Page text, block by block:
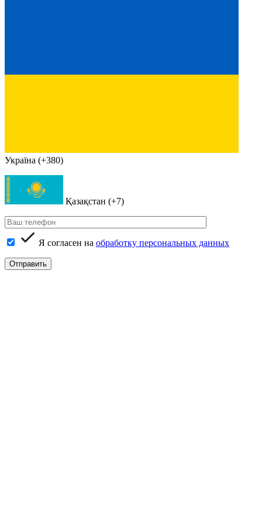
Україна (+380)
Қазақстан (+7)
Я согласен на обработку персональных данных